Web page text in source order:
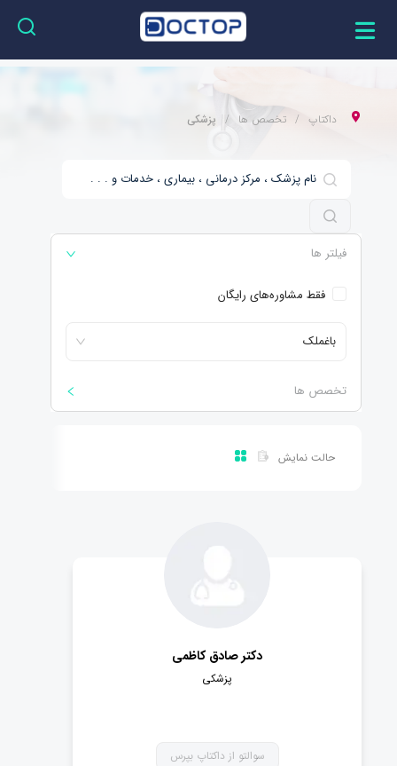
داکتاپ تخصص ها پزشکی
فیلتر ها
فقط مشاوره‌های رایگان
باغملک
تخصص ها
حالت نمایش
دکتر صادق کاظمی
پزشکی
سوالتو از داکتاپ بپرس